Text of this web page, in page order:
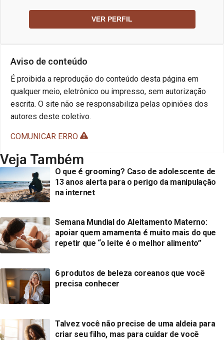
VER PERFIL
Aviso de conteúdo
É proibida a reprodução do conteúdo desta página em
qualquer meio, eletrônico ou impresso, sem autorização
escrita. O site não se responsabiliza pelas opiniões dos
autores deste coletivo.
COMUNICAR ERRO
Veja Também
O que é grooming? Caso de adolescente de
13 anos alerta para o perigo da manipulação
na internet
Semana Mundial do Aleitamento Materno:
apoiar quem amamenta é muito mais do que
repetir que “o leite é o melhor alimento”
6 produtos de beleza coreanos que você
precisa conhecer
Talvez você não precise de uma aldeia para
criar seu filho, mas para cuidar de você